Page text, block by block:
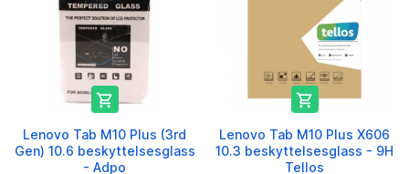

Lenovo Tab M10 Plus (3rd
Gen) 10.6 beskyttelsesglass
- Adpo

Lenovo Tab M10 Plus X606
10.3 beskyttelsesglass - 9H
Tellos